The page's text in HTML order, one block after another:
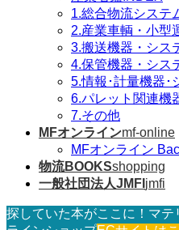
1.総合物流システ
2.産業車輌・小型
3.搬送機器・シス
4.保管機器・シス
5.情報･計量機器･
6.パレット関連機
7.その他
MFオンラインmf-online
MFオンライン
物流BOOKSshopping
一般社団法人JMFI jmfi
探していた本がここに！マ